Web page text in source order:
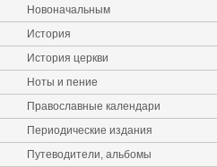
Новоначальным
История
История церкви
Ноты и пение
Православные календари
Периодические издания
Путеводители, альбомы